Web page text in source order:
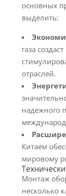
основных
выделить:
газа
отраслей.
надежного
Китаем
мировому
Монтаж
несколько